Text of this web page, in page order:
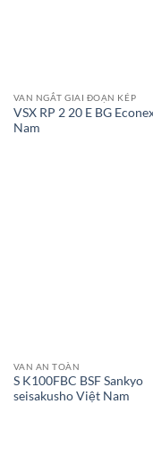
VAN NGẮT GIAI ĐOẠN KÉP
VSX RP 2 20 E BG
Nam
VAN AN TOÀN
S K100FBC BSF Sankyo
seisakusho Việt Nam